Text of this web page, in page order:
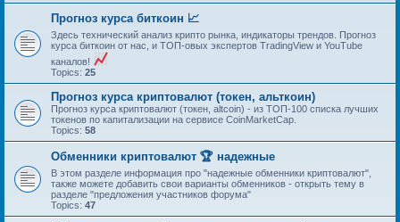
Прогноз курса биткоин 📈
Здесь технический анализ крипто рынка, индикаторы трендов. Прогноз
курса биткоин от нас, и ТОП-овых экспертов TradingView и YouTube
каналов!
Topics: 25
Прогноз курса криптовалют (токен, альткоин)
Прогноз курса криптовалют (токен, altcoin) - из ТОП-100 списка лучших
токенов по капитализации на сервисе CoinMarketCap.
Topics: 58
Обменники криптовалют 🏆 надежные
В этом разделе информация про "надежные обменники криптовалют",
также можете добавить свои варианты обменников - открыть тему в
разделе "предложения участников форума"
Topics: 47